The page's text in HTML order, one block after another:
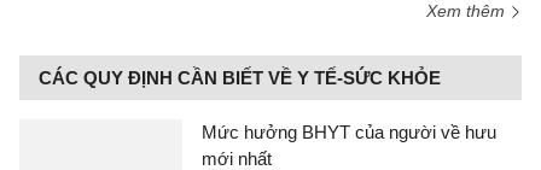
Xem thêm
CÁC QUY ĐỊNH CẦN BIẾT VỀ Y TẾ-SỨC KHỎE
Mức hưởng BHYT của người về hưu
mới nhất